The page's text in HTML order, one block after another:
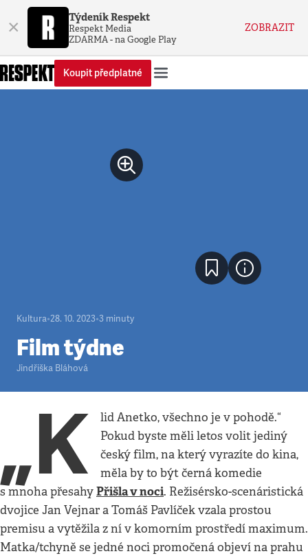
× Týdeník Respekt
Respekt Media
ZDARMA - na Google Play
ZOBRAZIT
Koupit předplatné
Kultura•28. 10. 2023•3 minuty
Film týdne
Jindřiška Bláhová
„K
lid Anetko, všechno je v pohodě.“
Pokud byste měli letos volit jediný
český film, na který vyrazíte do kina,
měla by to být černá komedie
s mnoha přesahyPřišla v noci. Režisérsko-scenáristická
dvojice Jan Vejnar a Tomáš Pavlíček vzala prostou
premisu a vytěžila z ní v komorním prostředí maximum.
Matka/tchyně se jedné noci promočená objeví na prahu